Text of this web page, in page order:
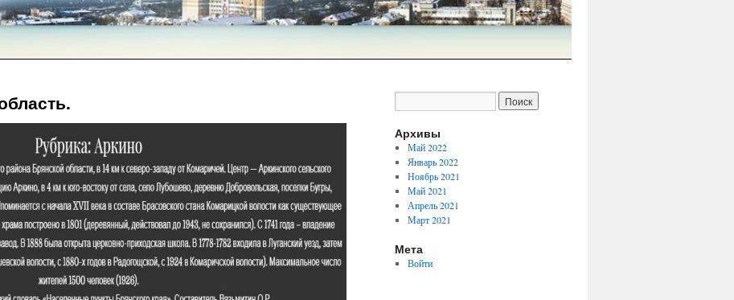
Архивы
Май 2022
Январь 2022
Ноябрь 2021
Май 2021
Апрель 2021
Март 2021
Мета
Войти